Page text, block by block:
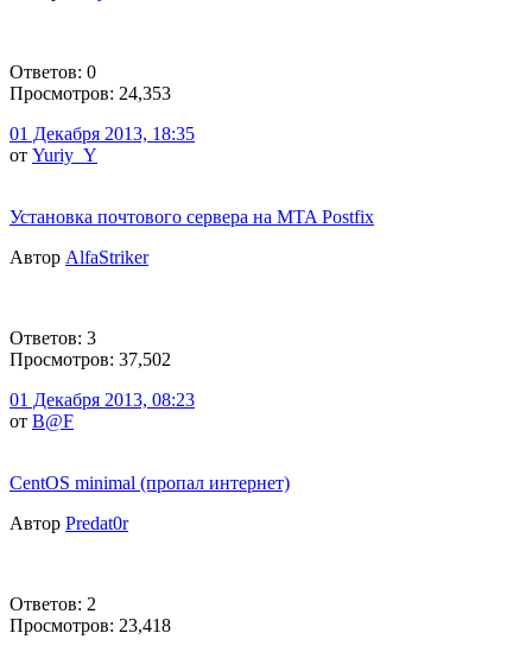
Ответов: 0
Просмотров: 24,353
01 Декабря 2013, 18:35
от Yuriy_Y
Установка почтового сервера на MTA Postfix
Автор AlfaStriker
Ответов: 3
Просмотров: 37,502
01 Декабря 2013, 08:23
от B@F
CentOS minimal (пропал интернет)
Автор Predat0r
Ответов: 2
Просмотров: 23,418